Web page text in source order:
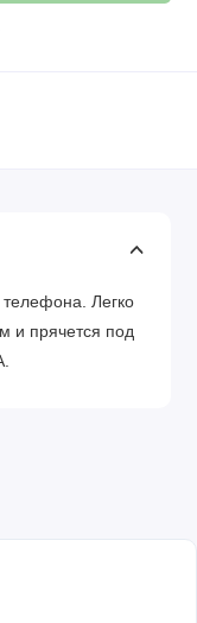
телефона. Легко
и прячется под